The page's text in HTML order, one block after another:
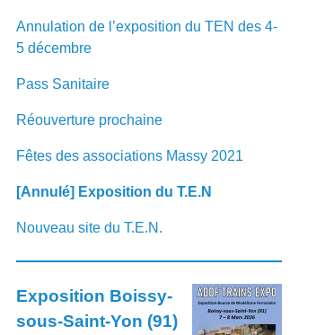
Annulation de l’exposition du TEN des 4-
5 décembre
Pass Sanitaire
Réouverture prochaine
Fêtes des associations Massy 2021
[Annulé] Exposition du T.E.N
Nouveau site du T.E.N.
Articles les plus récents
Exposition Boissy-
sous-Saint-Yon (91)